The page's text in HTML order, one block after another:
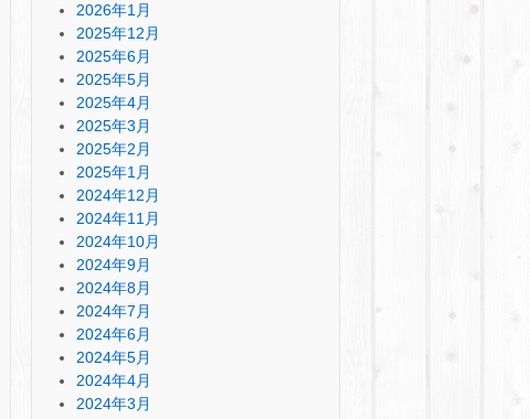
2026年1月
2025年12月
2025年6月
2025年5月
2025年4月
2025年3月
2025年2月
2025年1月
2024年12月
2024年11月
2024年10月
2024年9月
2024年8月
2024年7月
2024年6月
2024年5月
2024年4月
2024年3月